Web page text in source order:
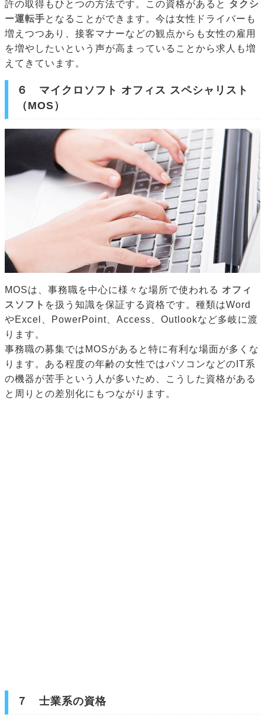
許の取得もひとつの方法です。この資格があると
タクシ
ー運転手となることができます。今は女性ドライバーも
増えつつあり、接客マナーなどの観点からも女性の雇用
を増やしたいという声が高まっていることから求人も増
えてきています。
６ マイクロソフト オフィス スペシャリスト
（MOS）
MOSは、事務職を中心に様々な場所で使われる オフィ
スソフト を扱う知識を保証する資格です。種類はWord
やExcel、PowerPoint、Access、Outlookなど多岐に渡
ります。
事務職の募集ではMOSがあると特に有利な場面が多くな
ります。ある程度の年齢の女性ではパソコンなどのIT系
の機器が苦手という人が多いため、こうした資格がある
と周りとの差別化にもつながります。
７ 士業系の資格